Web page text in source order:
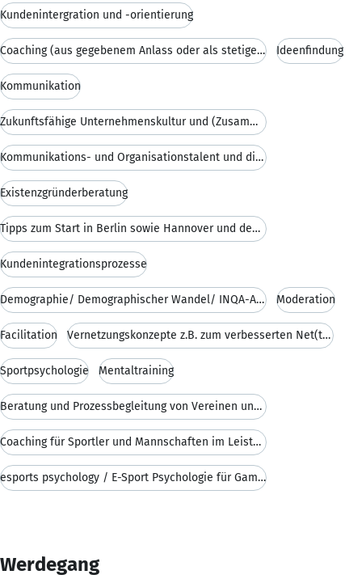
Kundenintergration und -orientierung
Coaching (aus gegebenem Anlass oder als stetige Be Ideenfindung
Kommunikation
Zukunftsfähige Unternehmenskultur und (Zusammen)Ar
Kommunikations- und Organisationstalent und die Fä
Existenzgründerberatung
Tipps zum Start in Berlin sowie Hannover und dem R
Kundenintegrationsprozesse
Demographie/ Demographischer Wandel/ INQA-Audit Moderation
Facilitation Vernetzungskonzepte z.B. zum verbesserten Net(t)wo
Sportpsychologie Mentaltraining
Beratung und Prozessbegleitung von Vereinen und Ve
Coaching für Sportler und Mannschaften im Leistung
esports psychology / E-Sport Psychologie für Gamer
Werdegang